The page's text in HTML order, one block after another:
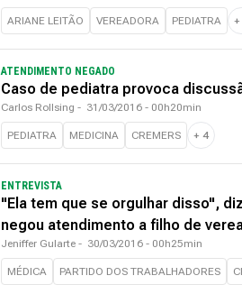
ARIANE LEITÃO VEREADORA PEDIATRA +
ATENDIMENTO NEGADO
Caso de pediatra provoca
Carlos Rollsing - 31/03/2016 - 00h20min
PEDIATRA MEDICINA CREMERS + 4
ENTREVISTA
"Ela tem que se orgulhar disso",
negou atendimento a filho de
Jeniffer Gularte - 30/03/2016 - 00h25min
MÉDICA PARTIDO DOS TRABALHADORES